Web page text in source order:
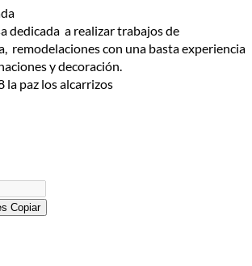
dedicada a realizar trabajos de
remodelaciones con una basta experiencia
y decoración.
la paz los alcarrizos
Copiar